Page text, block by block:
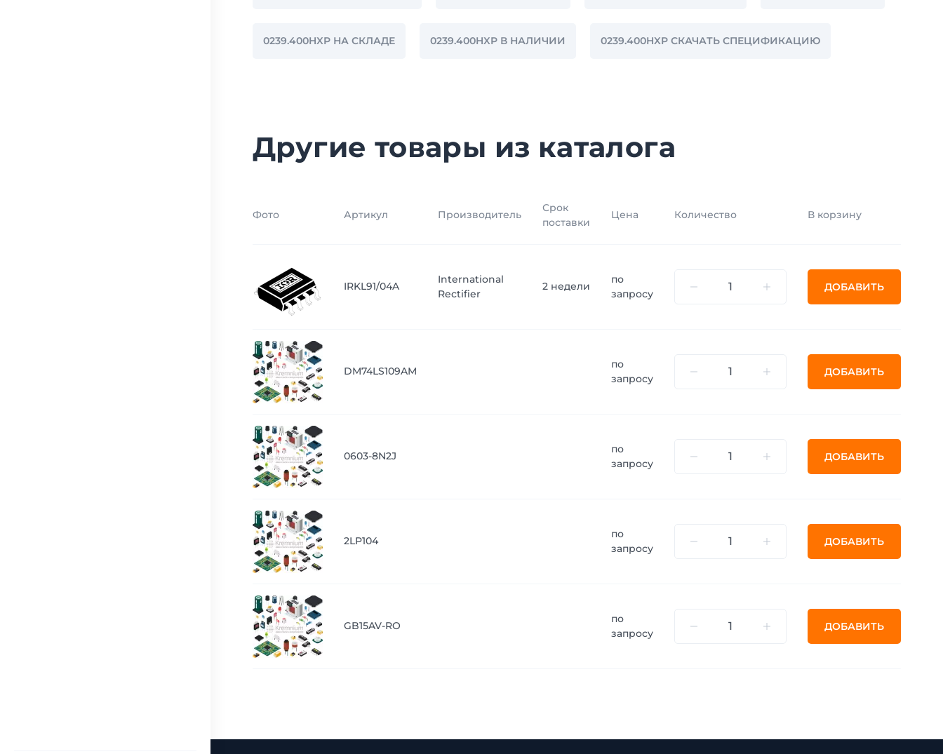
0239.400HXP НА СКЛАДЕ 0239.400HXP В НАЛИЧИИ 0239.400HXP СКАЧАТЬ СПЕЦИФИКАЦИЮ
Другие товары из каталога
Фото Артикул Производитель
Срок
поставки
Цена Количество В корзину
IRKL91/04A
International
Rectifier
2 недели
по
запросу
ДОБАВИТЬ
DM74LS109AM
по
запросу
ДОБАВИТЬ
0603-8N2J
по
запросу
ДОБАВИТЬ
2LP104
по
запросу
ДОБАВИТЬ
GB15AV-RO
по
запросу
ДОБАВИТЬ